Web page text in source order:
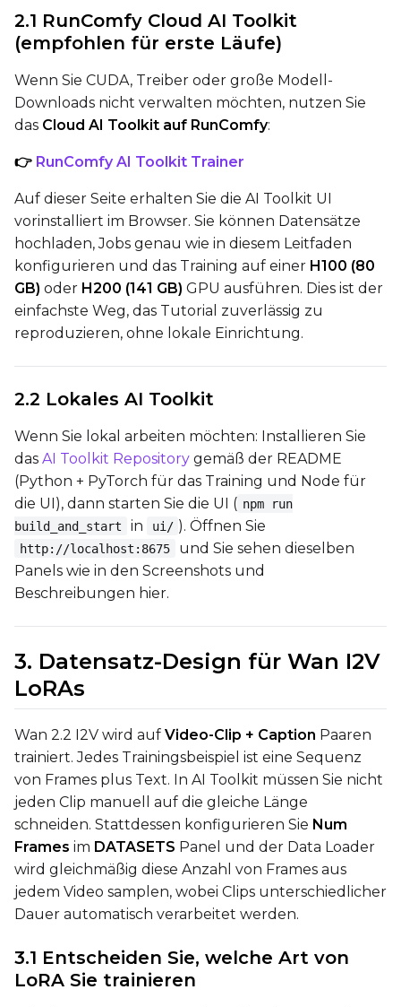
Num Repeats
Default Caption
ToggleIs
Is Regularization
ToggleAuto Frame
Auto Frame Count
Flipping
ToggleFlip X
Flip X
ToggleFlip Y
Flip Y
Toggle
SAMPLE
Sample Every
Sampler
2.1 RunComfy Cloud AI Toolkit
(empfohlen für erste Läufe)
Wenn Sie CUDA, Treiber oder große Modell-
Downloads nicht verwalten möchten, nutzen Sie
das Cloud AI Toolkit auf RunComfy:
👉 RunComfy AI Toolkit Trainer
Auf dieser Seite erhalten Sie die AI Toolkit UI
vorinstalliert im Browser. Sie können Datensätze
hochladen, Jobs genau wie in diesem Leitfaden
konfigurieren und das Training auf einer H100 (80
GB) oder H200 (141 GB) GPU ausführen. Dies ist der
einfachste Weg, das Tutorial zuverlässig zu
reproduzieren, ohne lokale Einrichtung.
2.2 Lokales AI Toolkit
Wenn Sie lokal arbeiten möchten: Installieren Sie
das AI Toolkit Repository gemäß der README
(Python + PyTorch für das Training und Node für
die UI), dann starten Sie die UI ( npm run
build_and_start
in ui/ ). Öffnen Sie
http://localhost:8675
und Sie sehen dieselben
Panels wie in den Screenshots und
Beschreibungen hier.
3. Datensatz-Design für Wan I2V
LoRAs
Wan 2.2 I2V wird auf Video-Clip + Caption Paaren
trainiert. Jedes Trainingsbeispiel ist eine Sequenz
von Frames plus Text. In AI Toolkit müssen Sie nicht
jeden Clip manuell auf die gleiche Länge
schneiden. Stattdessen konfigurieren Sie Num
Frames im DATASETS Panel und der Data Loader
wird gleichmäßig diese Anzahl von Frames aus
jedem Video samplen, wobei Clips unterschiedlicher
Dauer automatisch verarbeitet werden.
3.1 Entscheiden Sie, welche Art von
LoRA Sie trainieren